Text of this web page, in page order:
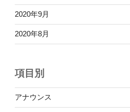
2020年9月
2020年8月
項目別
アナウンス